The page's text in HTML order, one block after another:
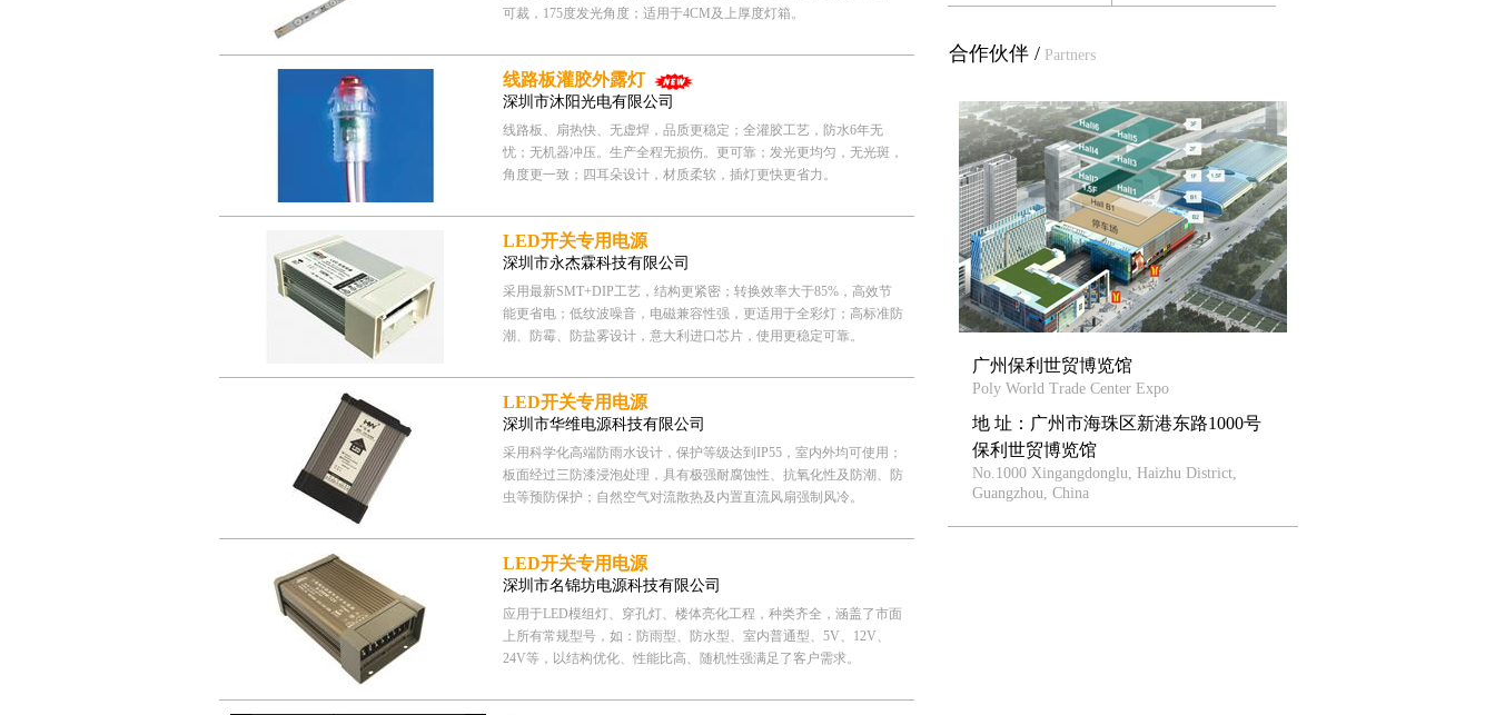
可裁，175度发光角度；适用于4CM及上厚度灯箱。
线路板灌胶外露灯
深圳市沐阳光电有限公司
线路板、扇热快、无虚焊，品质更稳定；全灌胶工艺，防水6年无
忧；无机器冲压。生产全程无损伤。更可靠；发光更均匀，无光斑，
角度更一致；四耳朵设计，材质柔软，插灯更快更省力。
LED开关专用电源
深圳市永杰霖科技有限公司
采用最新SMT+DIP工艺，结构更紧密；转换效率大于85%，高效节
能更省电；低纹波噪音，电磁兼容性强，更适用于全彩灯；高标准防
潮、防霉、防盐雾设计，意大利进口芯片，使用更稳定可靠。
LED开关专用电源
深圳市华维电源科技有限公司
采用科学化高端防雨水设计，保护等级达到IP55，室内外均可使用；
板面经过三防漆浸泡处理，具有极强耐腐蚀性、抗氧化性及防潮、防
虫等预防保护；自然空气对流散热及内置直流风扇强制风冷。
LED开关专用电源
深圳市名锦坊电源科技有限公司
应用于LED模组灯、穿孔灯、楼体亮化工程，种类齐全，涵盖了市面
上所有常规型号，如：防雨型、防水型、室内普通型、5V、12V、
24V等，以结构优化、性能比高、随机性强满足了客户需求。
合作伙伴 / Partners
广州保利世贸博览馆
Poly World Trade Center Expo
地 址：广州市海珠区新港东路1000号
保利世贸博览馆
No.1000 Xingangdonglu, Haizhu District,
Guangzhou, China